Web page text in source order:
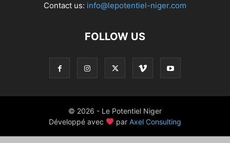
Contact us: info@lepotentiel-niger.com
FOLLOW US
© 2026 - Le Potentiel Niger
Développé avec
par Axel Consulting